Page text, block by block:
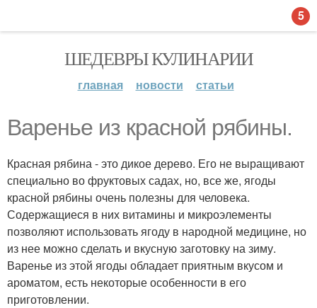
ШЕДЕВРЫ КУЛИНАРИИ
главная новости статьи
Варенье из красной рябины.
Красная рябина - это дикое дерево. Его не выращивают
специально во фруктовых садах, но, все же, ягоды
красной рябины очень полезны для человека.
Содержащиеся в них витамины и микроэлементы
позволяют использовать ягоду в народной медицине, но
из нее можно сделать и вкусную заготовку на зиму.
Варенье из этой ягоды обладает приятным вкусом и
ароматом, есть некоторые особенности в его
приготовлении.
5